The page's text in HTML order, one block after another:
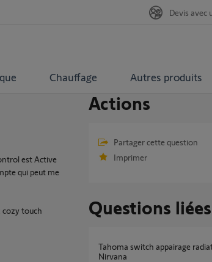
Chauffage Autres produits
Devis avec
est Active
qui peut me
cozy touch
Actions
Partager cette question
Imprimer
Questions liées
Tahoma switch appairage radiateur Atlantic
Nirvana